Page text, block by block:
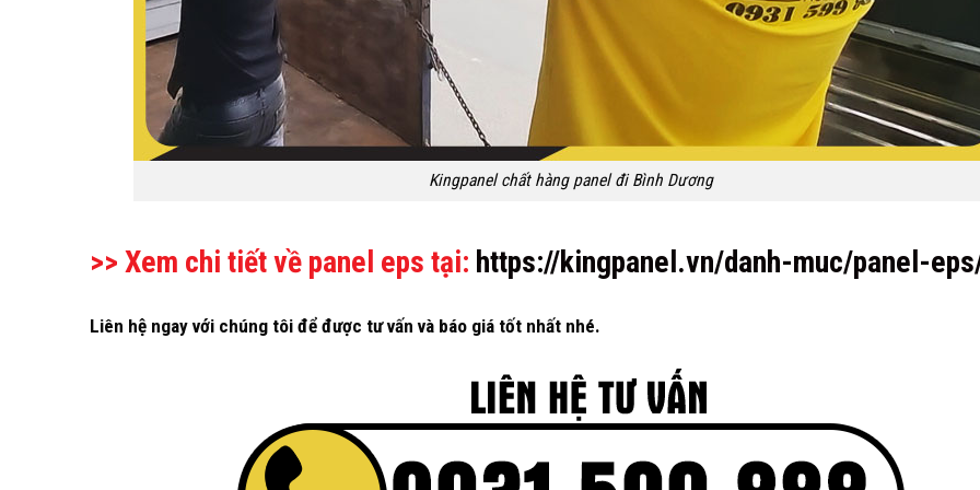
Kingpanel chất hàng panel đi Bình Dương
>> Xem chi tiết về panel eps tại: https://kingpanel.vn/danh-muc/panel-
Liên hệ ngay với chúng tôi để được tư vấn và báo giá tốt nhất nhé.